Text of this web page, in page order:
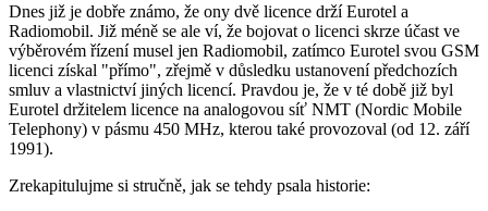
Dnes již je dobře známo, že ony dvě licence drží Eurotel a
Radiomobil. Již méně se ale ví, že bojovat o licenci skrze účast ve
výběrovém řízení musel jen Radiomobil, zatímco Eurotel svou GSM
licenci získal "přímo", zřejmě v důsledku ustanovení předchozích
smluv a vlastnictví jiných licencí. Pravdou je, že v té době již byl
Eurotel držitelem licence na analogovou síť NMT (Nordic Mobile
Telephony) v pásmu 450 MHz, kterou také provozoval (od 12. září
1991).
Zrekapitulujme si stručně, jak se tehdy psala historie: